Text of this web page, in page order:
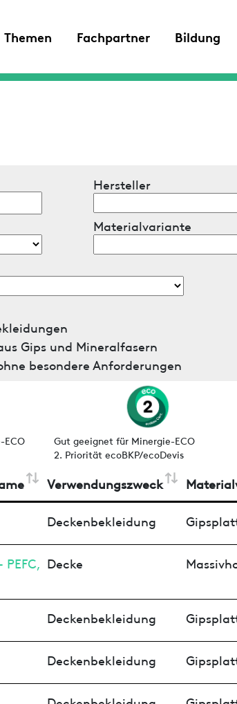
Themen Fachpartner Bildung
Hersteller
Materialvariante
Gips und Mineralfasern
besondere Anforderungen
Gut geeignet für Minergie-ECO
2. Priorität ecoBKP/ecoDevis
Verwendungszweck
Deckenbekleidung
Decke
Deckenbekleidung
Deckenbekleidung